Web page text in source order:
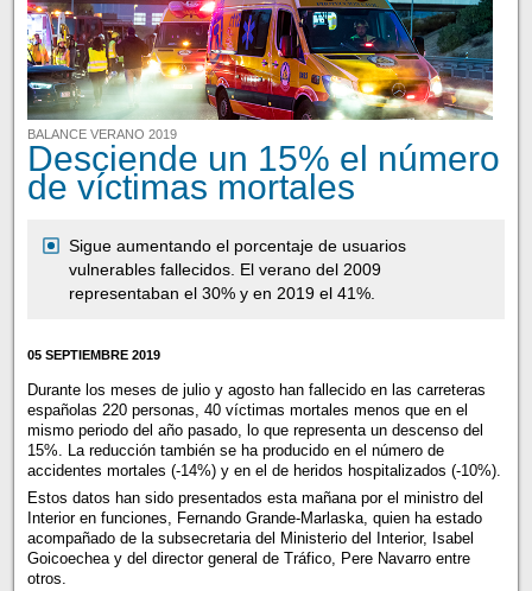
BALANCE VERANO 2019
Desciende un 15% el número
de víctimas mortales
Sigue aumentando el porcentaje de usuarios
vulnerables fallecidos. El verano del 2009
representaban el 30% y en 2019 el 41%.
05 SEPTIEMBRE 2019
Durante los meses de julio y agosto han fallecido en las carreteras
españolas 220 personas, 40 víctimas mortales menos que en el
mismo periodo del año pasado, lo que representa un descenso del
15%. La reducción también se ha producido en el número de
accidentes mortales (-14%) y en el de heridos hospitalizados (-10%).
Estos datos han sido presentados esta mañana por el ministro del
Interior en funciones, Fernando Grande-Marlaska, quien ha estado
acompañado de la subsecretaria del Ministerio del Interior, Isabel
Goicoechea y del director general de Tráfico, Pere Navarro entre
otros.